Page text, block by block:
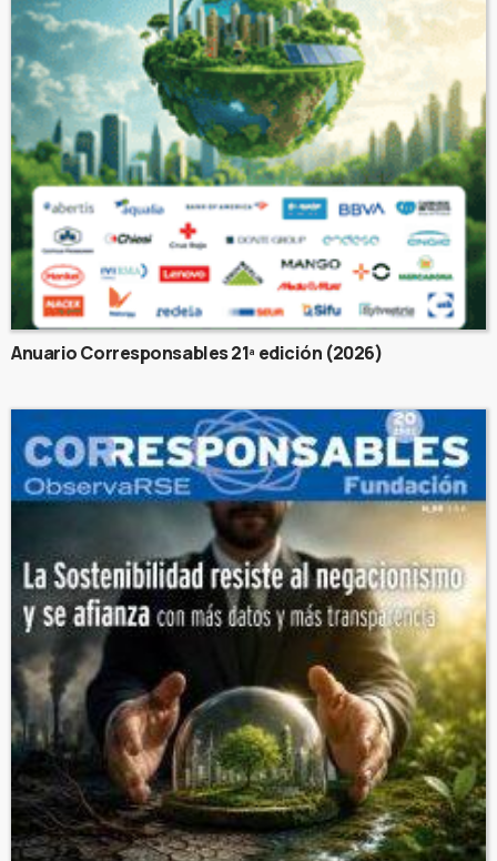
Anuario Corresponsables 21ª edición (2026)